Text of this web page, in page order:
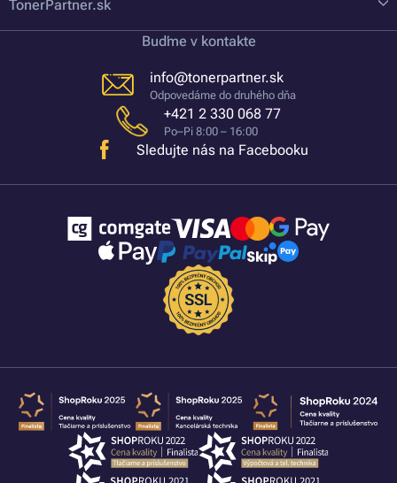
TonerPartner.sk
Buďme v kontakte
info@tonerpartner.sk
Odpovedáme do druhého dňa
+421 2 330 068 77
Po–Pi 8:00 – 16:00
Sledujte nás na Facebooku